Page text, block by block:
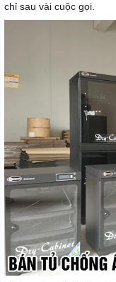
chỉ sau vài cuộc gọi.